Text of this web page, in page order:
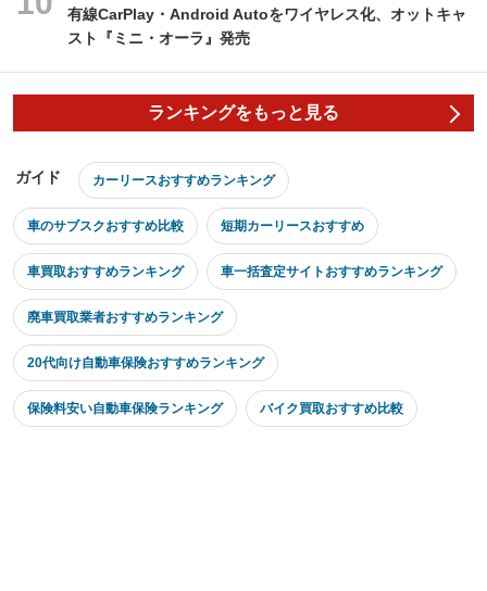
有線CarPlay・Android Autoをワイヤレス化、オットキャ
スト『ミニ・オーラ』発売
ランキングをもっと見る
ガイド カーリースおすすめランキング
車のサブスクおすすめ比較 短期カーリースおすすめ
車買取おすすめランキング 車一括査定サイトおすすめランキング
廃車買取業者おすすめランキング
20代向け自動車保険おすすめランキング
保険料安い自動車保険ランキング バイク買取おすすめ比較